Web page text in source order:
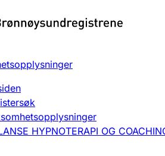
endre, slette
HYPNOTERAPI OG